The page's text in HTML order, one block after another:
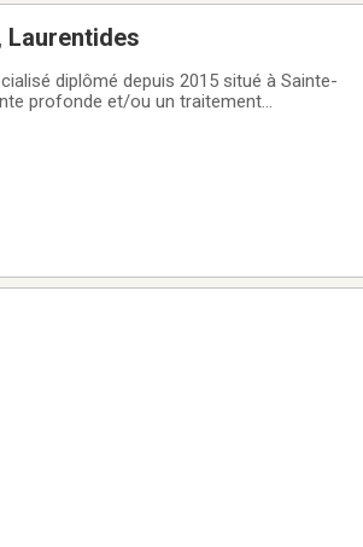
Laurentides
diplômé depuis 2015 situé à Sainte-
profonde et/ou un traitement